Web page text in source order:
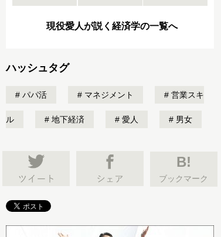
現役愛人が説く経済学の一覧へ
ハッシュタグ
パパ活 マネジメント 営業スキ
ル 地下経済 愛人 男女
B!
ブックマーク